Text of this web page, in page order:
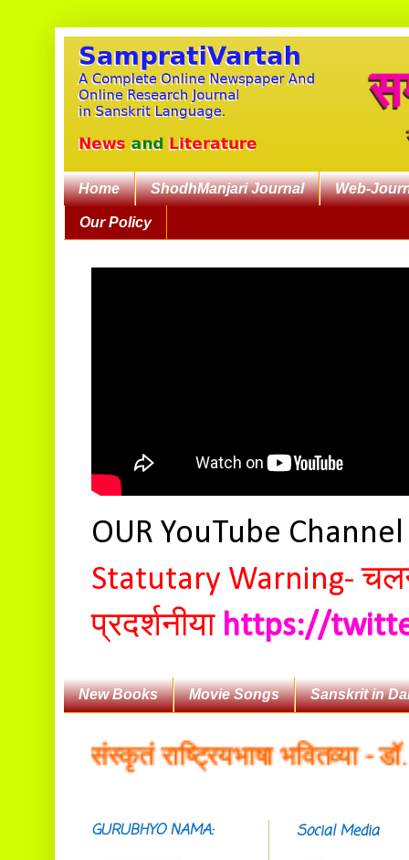
Home ShodhManjari Journal Web-
Our Policy
OUR YouTube
Statutary Warning-
प्रदर्शनीया https://
New Books Movie Songs Sanskrit in
संस्कृतं राष्ट्रियभाषा भवितव्या - डॉ.
Social Media
GURUBHYO NAMA: